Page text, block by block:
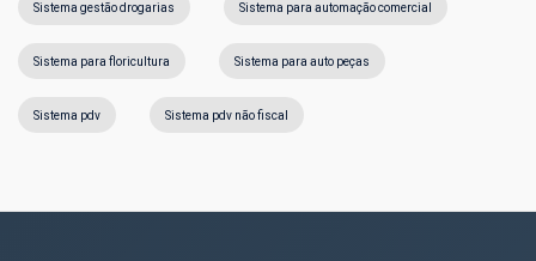
Sistema gestão drogarias Sistema para automação comercial
Sistema para floricultura Sistema para auto peças
Sistema pdv Sistema pdv não fiscal